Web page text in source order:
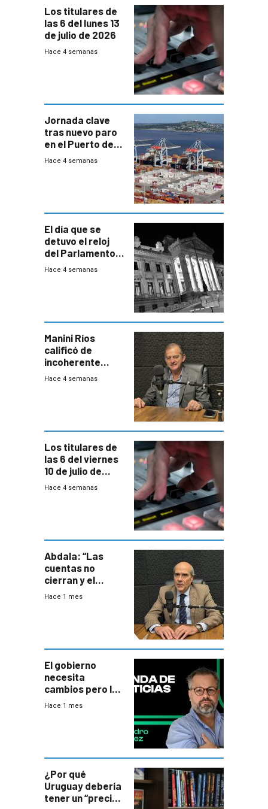
Los titulares de
las 6 del lunes 13
de julio de 2026
Hace 4 semanas
Jornada clave
tras nuevo paro
en el Puerto de
Montevideo
Hace 4 semanas
El día que se
detuvo el reloj
del Parlamento
para negociar
Hace 4 semanas
Manini Ríos
calificó de
incoherente
decisión de
Hace 4 semanas
Los titulares de
las 6 del viernes
10 de julio de
2026
Hace 4 semanas
Abdala: “Las
cuentas no
cierran y el
balance del
Hace 1 mes
El gobierno
necesita
cambios pero los
ministros tienen
Hace 1 mes
¿Por qué
Uruguay debería
tener un “precio